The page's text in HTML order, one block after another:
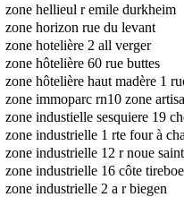
zone hellieul r emile durkheim
zone horizon rue du levant
zone hotelière 2 all verger
zone hôtelière 60 rue buttes
zone hôtelière haut madère 1
vincent van gogh sortie 17
zone immoparc rn10 zone
la pépinière
zone industielle sesquiere 19
glacière
zone industrielle 1 rte four à
zone industrielle 12 r noue saint
nicolas
zone industrielle 16 côte
zone industrielle 2 a r biegen